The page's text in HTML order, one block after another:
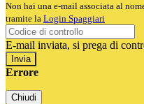
Non hai una e-mail associata al
tramite la Login Spaggiari
E-mail inviata, si prega di
Errore
Chiudi